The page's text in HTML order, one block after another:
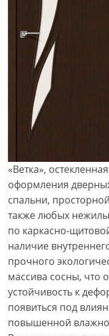
«Ветка»,
оформления
спальни,
также любых
по каркасно-
наличие
прочного
массива сосны, что
устойчивость к
появиться под
повышенной